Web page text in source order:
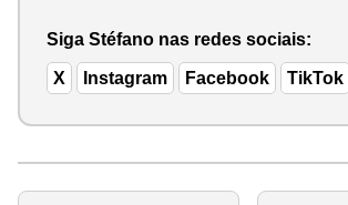
Siga Stéfano nas redes sociais:
X Instagram Facebook TikTok